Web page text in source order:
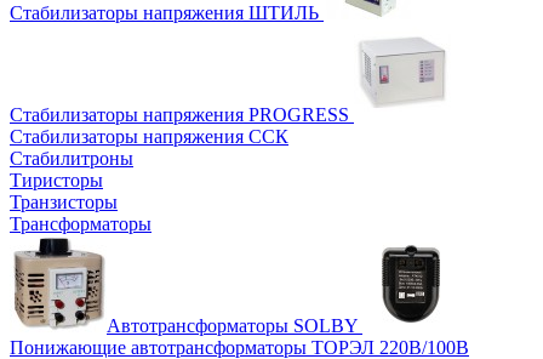
Стабилизаторы напряжения ШТИЛЬ
Стабилизаторы напряжения PROGRESS
Стабилизаторы напряжения ССК
Стабилитроны
Тиристоры
Транзисторы
Трансформаторы
Автотрансформаторы SOLBY
Понижающие автотрансформаторы ТОРЭЛ 220В/100В